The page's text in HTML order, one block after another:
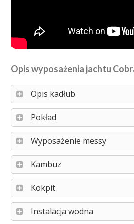
Opis wyposażenia jachtu
Opis kadłub
Pokład
Wyposażenie messy
Kambuz
Kokpit
Instalacja wodna